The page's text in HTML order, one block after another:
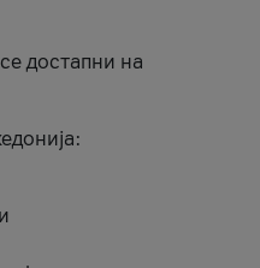
достапни на